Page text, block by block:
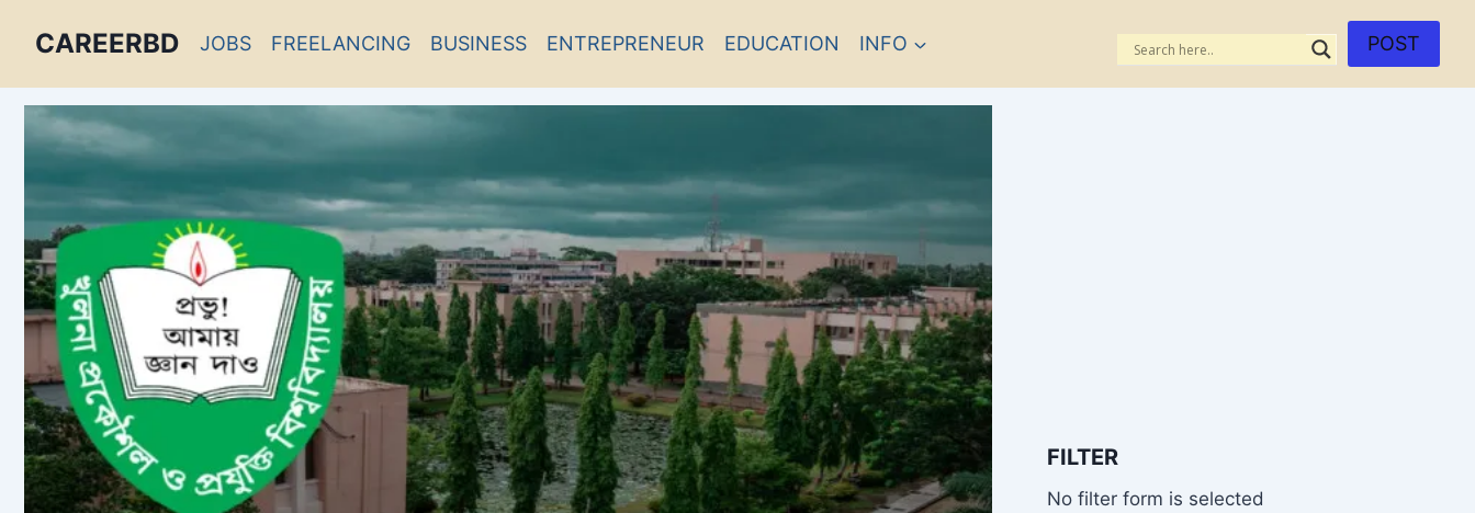
CAREERBD JOBS FREELANCING BUSINESS ENTREPRENEUR EDUCATION INFO POST
FILTER
No filter form is selected
PORTAL
FORUM